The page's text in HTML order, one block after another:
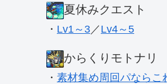
夏休みクエスト
・ Lv1～3 ／ Lv4～5
からくりモトナリ
・ 素材集め周回パならこ